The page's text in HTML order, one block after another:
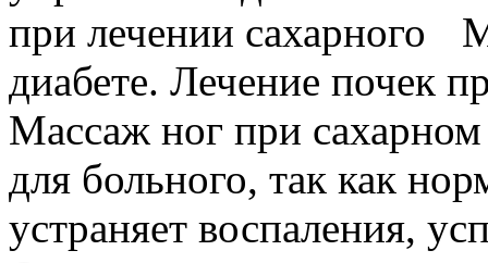
диабете. Лечение почек
Массаж ног при сахарном
для больного, так как
устраняет воспаления,